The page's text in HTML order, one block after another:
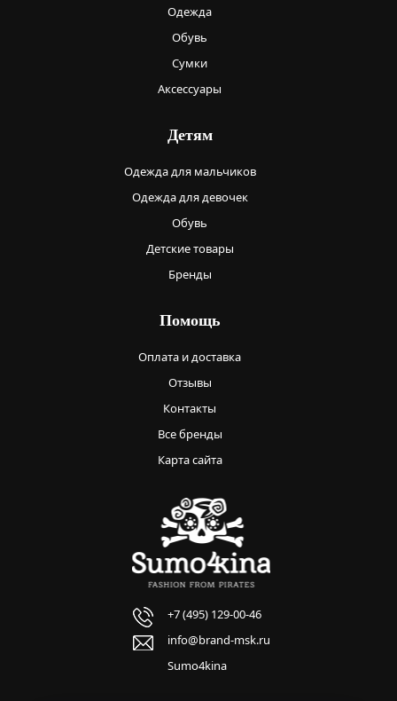
Одежда
Обувь
Сумки
Аксессуары
Детям
Одежда для мальчиков
Одежда для девочек
Обувь
Детские товары
Бренды
Помощь
Оплата и доставка
Отзывы
Контакты
Все бренды
Карта сайта
+7 (495) 129-00-46
info@brand-msk.ru
Sumo4kina